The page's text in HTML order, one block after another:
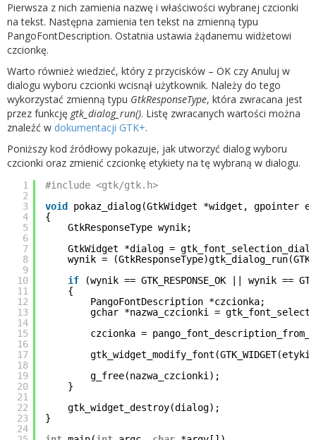
Pierwsza z nich zamienia nazwę i właściwości wybranej czcionki
na tekst. Następna zamienia ten tekst na zmienną typu
PangoFontDescription. Ostatnia ustawia żądanemu widżetowi
czcionkę.
Warto również wiedzieć, który z przycisków – OK czy Anuluj w
dialogu wyboru czcionki wcisnął użytkownik. Należy do tego
wykorzystać zmienną typu GtkResponseType, która zwracana jest
przez funkcję gtk_dialog_run(). Listę zwracanych wartości można
znaleźć w dokumentacji GTK+.
Poniższy kod źródłowy pokazuje, jak utworzyć dialog wyboru
czcionki oraz zmienić czcionkę etykiety na tę wybraną w dialogu.
1
2
3
4
5
6
7
8
9
10
11
12
13
14
15
16
17
18
19
20
21
22
23
24
#include <gtk/gtk.h>
void
pokaz_dialog(GtkWidget *widget, gpointer
{
GtkResponseType wynik;
GtkWidget *dialog =
wynik =
if
(wynik == GTK_RESPONSE_OK || wynik ==
{
PangoFontDescription *czcionka;
gchar *nazwa_czcionki =
czcionka =
g_free(nazwa_czcionki);
}
gtk_widget_destroy(dialog);
}